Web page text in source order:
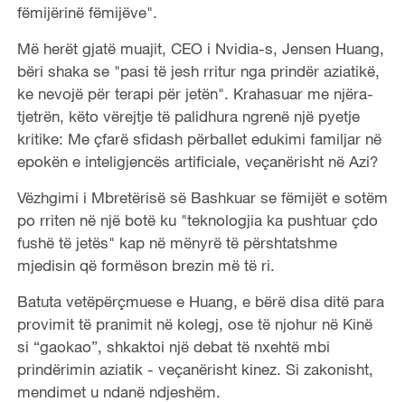
fëmijërinë fëmijëve".
Më herët gjatë muajit, CEO i Nvidia-s, Jensen Huang,
bëri shaka se "pasi të jesh rritur nga prindër aziatikë,
ke nevojë për terapi për jetën". Krahasuar me njëra-
tjetrën, këto vërejtje të palidhura ngrenë një pyetje
kritike: Me çfarë sfidash përballet edukimi familjar në
epokën e inteligjencës artificiale, veçanërisht në Azi?
Vëzhgimi i Mbretërisë së Bashkuar se fëmijët e sotëm
po rriten në një botë ku "teknologjia ka pushtuar çdo
fushë të jetës" kap në mënyrë të përshtatshme
mjedisin që formëson brezin më të ri.
Batuta vetëpërçmuese e Huang, e bërë disa ditë para
provimit të pranimit në kolegj, ose të njohur në Kinë
si “gaokao”, shkaktoi një debat të nxehtë mbi
prindërimin aziatik - veçanërisht kinez. Si zakonisht,
mendimet u ndanë ndjeshëm.